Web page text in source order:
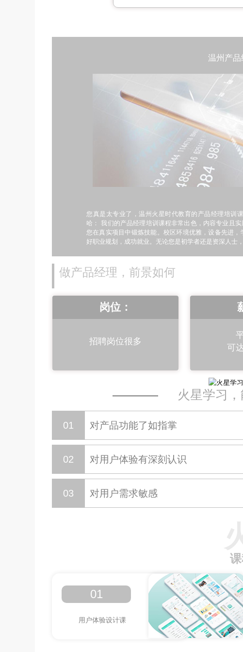
温州产
您真是太专业了，温州火星时代教育的产品经理培训
哈： 我们的产品经理培训课程非常出色，内容专业且
您在真实项目中锻炼技能。校区环境优雅，设备先进
好职业规划，成功就业。无论您是初学者还是资深人士
做产品经理，前景如何
岗位：
招聘岗位很多
可
火星学习
01 对产品功能了如指掌
02 对用户体验有深刻认识
03 对用户需求敏感
01
用户体验设计课